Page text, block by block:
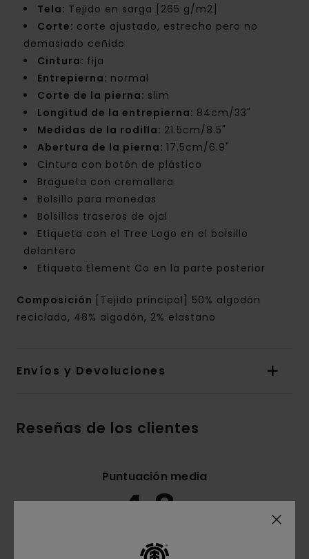
Tela: Tejido en sarga [265 g/m2]
Corte: corte ajustado, estrecho pero no
demasiado ceñido
Cintura: fija
Entrepierna: normal
Corte de la pierna: slim
Longitud de la entrepierna: 84cm/33"
Medidas de la rodilla: 21.5cm/8.5"
Abertura de la pierna: 17.5cm/6.9"
Cintura con botón de plástico
Bragueta con cremallera
Bolsillo para monedas
Bolsillos traseros de ojal
Etiqueta con el Tree Logo en el bolsillo
delantero
Etiqueta Element Co en la parte posterior
Composición
[Tejido principal] 50% algodón
reciclado, 48% algodón, 2% elastano
Envíos y Devoluciones
Reseñas de los clientes
Puntuación media
4.8